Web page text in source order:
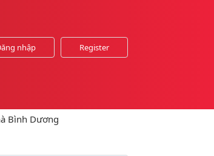
nhập Register
Bình Dương